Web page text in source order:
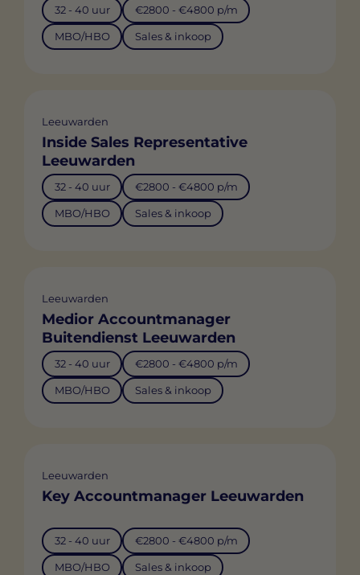
32 - 40 uur €2800 - €4800 p/m
MBO/HBO Sales & inkoop
Leeuwarden
Inside Sales Representative
Leeuwarden
32 - 40 uur €2800 - €4800 p/m
MBO/HBO Sales & inkoop
Leeuwarden
Medior Accountmanager
Buitendienst Leeuwarden
32 - 40 uur €2800 - €4800 p/m
MBO/HBO Sales & inkoop
Leeuwarden
Key Accountmanager Leeuwarden
32 - 40 uur €2800 - €4800 p/m
MBO/HBO Sales & inkoop